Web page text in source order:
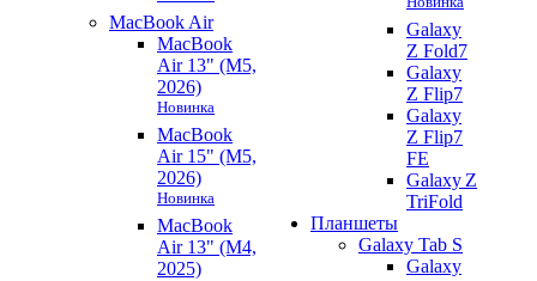
MacBook Air
MacBook
Air 13" (M5,
2026)
Новинка
MacBook
Air 15" (M5,
2026)
Новинка
MacBook
Air 13" (M4,
2025)
Galaxy
Z Fold7
Galaxy
Z Flip7
Galaxy
Z Flip7
FE
Galaxy Z
TriFold
Планшеты
Galaxy Tab S
Galaxy